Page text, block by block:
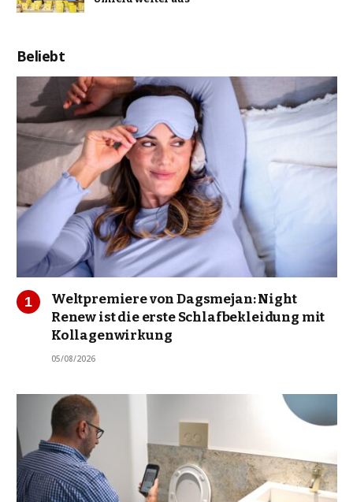
Beliebt
Weltpremiere von Dagsmejan: Night
Renew ist die erste Schlafbekleidung mit
Kollagenwirkung
05/08/2026